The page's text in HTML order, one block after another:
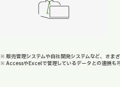
※ 販売管理システムや自社開発システムなど、さまざ
※ AccessやExcelで管理しているデータとの連携も可